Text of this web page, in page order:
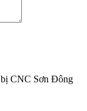
CNC Sơn Đông